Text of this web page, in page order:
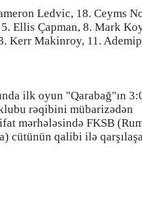
Ledvic, 18. Ceyms
Ellis Çapman, 8. Mark
Kerr Makinroy, 11.
ilk oyun "Qarabağ"ın
rəqibini mübarizədən
mərhələsində FKSB
cütünün qalibi ilə